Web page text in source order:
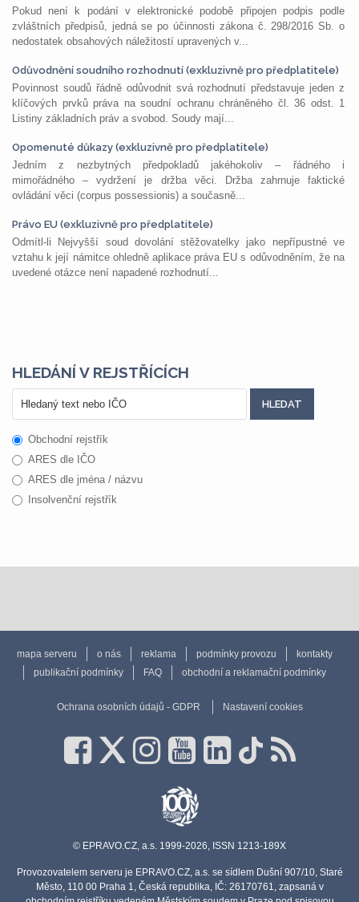
Pokud není k podání v elektronické podobě připojen podpis podle
zvláštních předpisů, jedná se po účinnosti zákona č. 298/2016 Sb. o
nedostatek obsahových náležitostí upravených v...
Odůvodnění soudního rozhodnutí (exkluzivně pro předplatitele)
Povinnost soudů řádně odůvodnit svá rozhodnutí představuje jeden z
klíčových prvků práva na soudní ochranu chráněného čl. 36 odst. 1
Listiny základních práv a svobod. Soudy mají...
Opomenuté důkazy (exkluzivně pro předplatitele)
Jedním z nezbytných předpokladů jakéhokoliv – řádného i
mimořádného – vydržení je držba věci. Držba zahrnuje faktické
ovládání věci (corpus possessionis) a současně...
Právo EU (exkluzivně pro předplatitele)
Odmítl-li Nejvyšší soud dovolání stěžovatelky jako nepřípustné ve
vztahu k její námitce ohledně aplikace práva EU s odůvodněním, že na
uvedené otázce není napadené rozhodnutí...
HLEDÁNÍ V REJSTŘÍCÍCH
Obchodní rejstřík
ARES dle IČO
ARES dle jména / názvu
Insolvenční rejstřík
mapa serveru o nás reklama podmínky provozu
kontakty
publikační podmínky
FAQ obchodní a reklamační podmínky
Ochrana osobních údajů - GDPR Nastavení cookies
© EPRAVO.CZ, a.s. 1999-2026, ISSN 1213-189X
Provozovatelem serveru je EPRAVO.CZ, a.s. se sídlem Dušní 907/10, Staré
Město, 110 00 Praha 1, Česká republika, IČ: 26170761, zapsaná v